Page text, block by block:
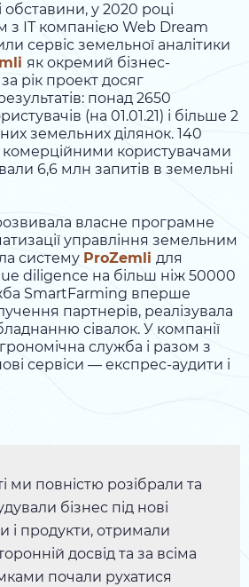
у 2020 році
з ІТ компанією Web Dream
сервіс земельної аналітики
як окремий бізнес-
рік проект досяг
понад 2650
(на 01.01.21) і більше 2
земельних ділянок. 140
комерційними користувачами
6,6 млн запитів в земельні
власне програмне
управління земельним
систему ProZemli для
diligence на більш ніж 50000
SmartFarming вперше
партнерів, реалізувала
сівалок. У компанії
служба і разом з
сервіси — експрес-аудити і
ми повністю розібрали та
бізнес під нові
і продукти, отримали
досвід та за всіма
почали рухатися